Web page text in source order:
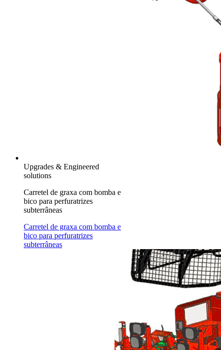
Upgrades & Engineered
solutions
Carretel de graxa com bomba e
bico para perfuratrizes
subterrâneas
Carretel de graxa com bomba e
bico para perfuratrizes
subterrâneas